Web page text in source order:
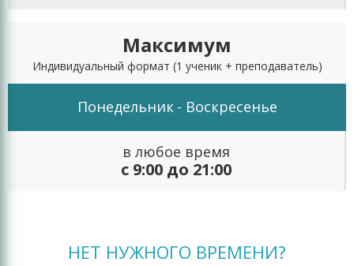
Максимум
Индивидуальный формат (1 ученик + преподаватель)
Понедельник - Воскресенье
в любое время
с 9:00 до 21:00
НЕТ НУЖНОГО ВРЕМЕНИ?